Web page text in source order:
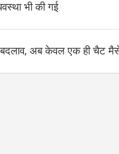
भी की गई
बदलाव, अब केवल एक ही चैट